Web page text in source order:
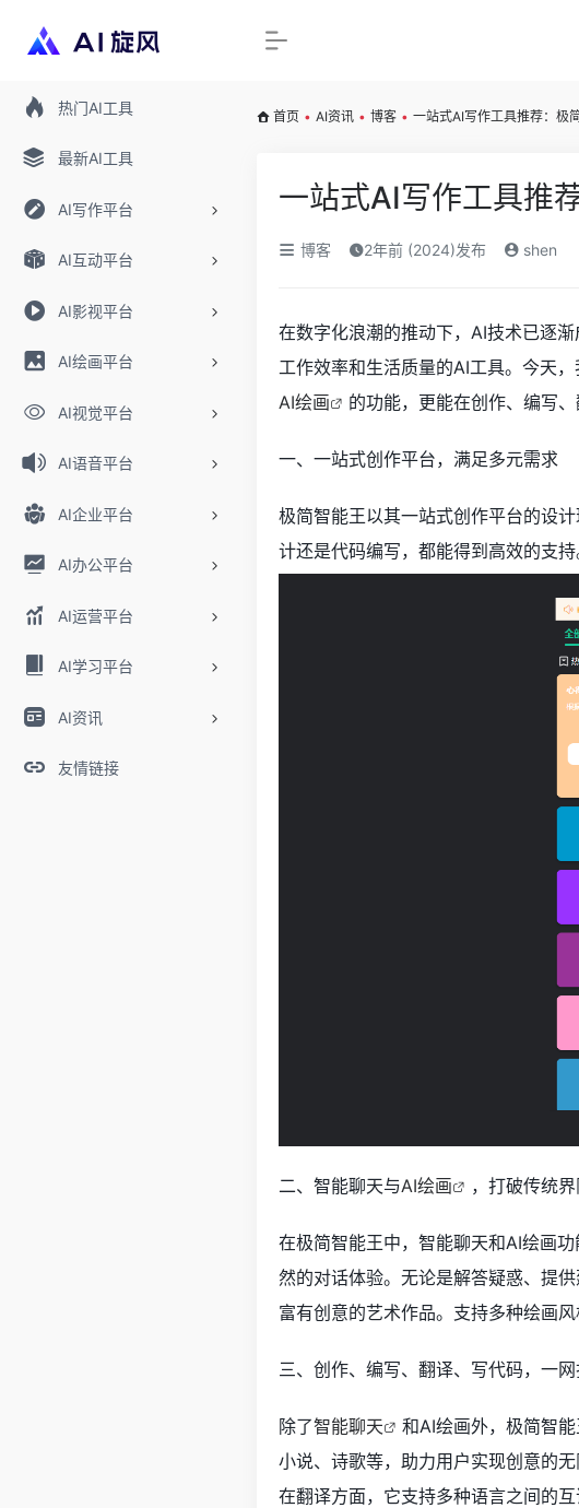
热门AI工具
最新AI工具
AI写作平台
AI互动平台
AI影视平台
AI绘画平台
AI视觉平台
AI语音平台
AI企业平台
AI办公平台
AI运营平台
AI学习平台
AI资讯
友情链接
首页 • AI资讯 • 博客 • 一站式AI写作工具推荐：极
一站式AI写作工具推
博客 2年前 (2024)发布 shen
在数字化浪潮的推动下，AI技术已逐
工作效率和生活质量的AI工具。今天
AI绘画
的功能，更能在创作、编写
一、一站式创作平台，满足多元需求
极简智能王以其一站式创作平台的设
计还是代码编写，都能得到高效的支
二、智能聊天与AI绘画 ，打破传统界
在极简智能王中，智能聊天和AI绘画
然的对话体验。无论是解答疑惑、提
富有创意的艺术作品。支持多种绘画
三、创作、编写、翻译、写代码，一
除了智能聊天
和AI绘画外，极简智
小说、诗歌等，助力用户实现创意的
在翻译方面，它支持多种语言之间的